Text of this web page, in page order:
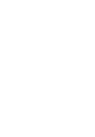
desde 6,00€ hasta